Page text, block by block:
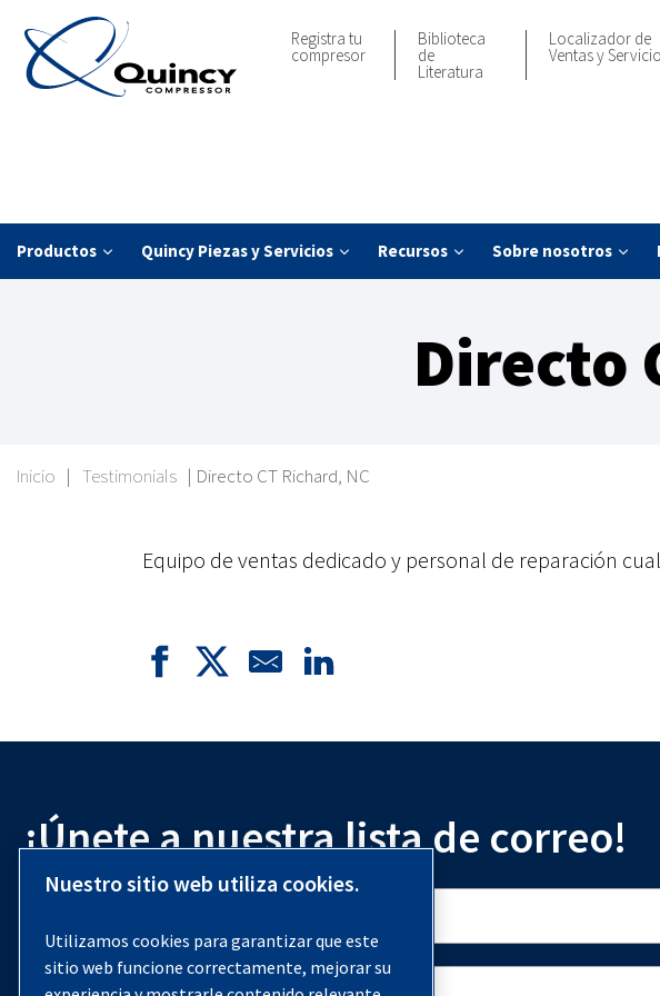
Registra tu
compresor
Biblioteca
de
Literatura
Localizador de
Ventas y Servicio
Productos Quincy Piezas y Servicios Recursos Sobre nosotros
Directo
Inicio | Testimonials | Directo CT Richard, NC
Equipo de ventas dedicado y personal de reparación
¡Únete a nuestra lista de correo!
Nuestro sitio web utiliza cookies.
Utilizamos cookies para garantizar que este
sitio web funcione correctamente, mejorar su